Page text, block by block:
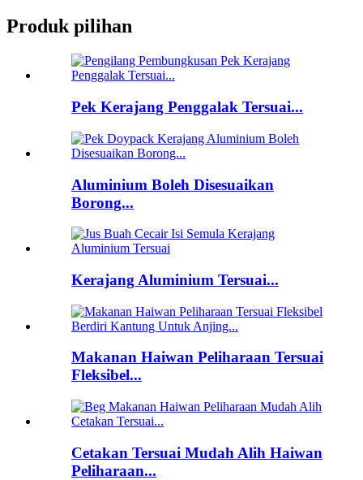
Produk pilihan
Pek Kerajang Penggalak Tersuai...
Aluminium Boleh Disesuaikan
Borong...
Kerajang Aluminium Tersuai...
Makanan Haiwan Peliharaan Tersuai
Fleksibel...
Cetakan Tersuai Mudah Alih Haiwan
Peliharaan...